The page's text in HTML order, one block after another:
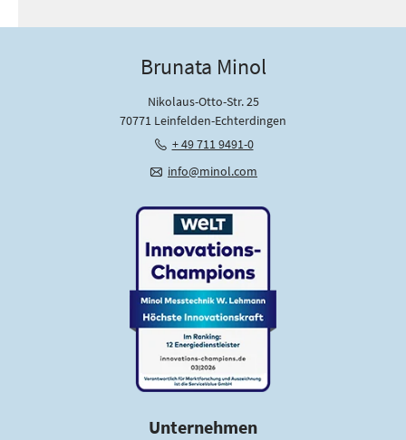
h
Brunata Minol
Nikolaus-Otto-Str. 25
70771 Leinfelden-Echterdingen
+ 49 711 9491-0
info@minol.com
Unternehmen